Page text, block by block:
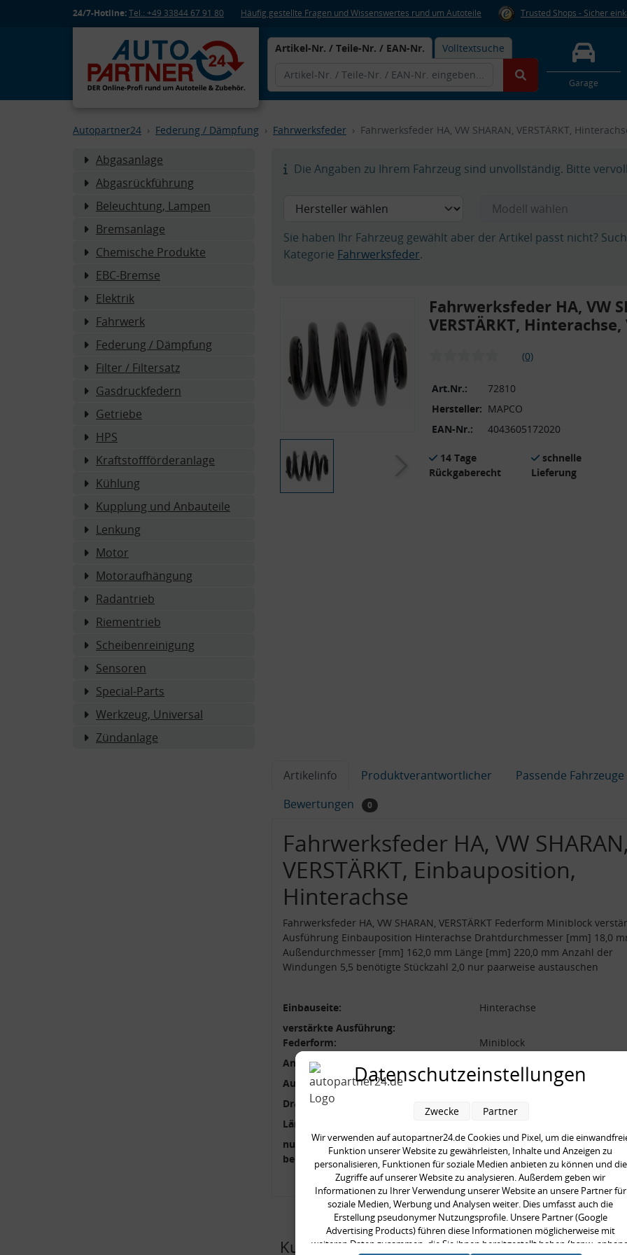
24/7-Hotline:Tel.: +49 33844 67 91 80 Häufig gestellte Fragen und Wissenswertes rund um Autoteile Trusted Shops - Sicher
Artikel-Nr. / Teile-Nr. / EAN-Nr. Volltextsuche
Garage
Autopartner24 Federung / Dämpfung Fahrwerksfeder Fahrwerksfeder HA, VW SHARAN, VERSTÄRKT,
Abgasanlage
Abgasrückführung
Beleuchtung, Lampen
Bremsanlage
Chemische Produkte
EBC-Bremse
Elektrik
Fahrwerk
Federung / Dämpfung
Filter / Filtersatz
Gasdruckfedern
Getriebe
HPS
Kraftstoffförderanlage
Kühlung
Kupplung und Anbauteile
Lenkung
Motor
Motoraufhängung
Radantrieb
Riementrieb
Scheibenreinigung
Sensoren
Special-Parts
Werkzeug, Universal
Zündanlage
Die Angaben zu Ihrem Fahrzeug sind unvollständig. Bitte
Sie haben Ihr Fahrzeug gewählt aber der Artikel passt nicht?
Kategorie Fahrwerksfeder.
Fahrwerksfeder HA, VW
VERSTÄRKT, Hinterachse,
(0)
Art.Nr.:
72810
Hersteller: MAPCO
EAN-Nr.:
4043605172020
14 Tage
Rückgaberecht
schnelle
Lieferung
Artikelinfo Produktverantwortlicher
Passende Fahrzeuge
Bewertungen
0
Fahrwerksfeder HA, VW
VERSTÄRKT, Einbauposition,
Hinterachse
Fahrwerksfeder HA, VW SHARAN, VERSTÄRKT Federform Miniblock
Ausführung Einbauposition Hinterachse Drahtdurchmesser [mm] 18,0
Außendurchmesser [mm] 162,0 mm Länge [mm] 220,0 mm Anzahl der
Windungen 5,5 benötigte Stückzahl 2,0 nur paarweise austauschen
Einbauseite:
Hinterachse
verstärkte Ausführung:
Federform:
Miniblock
Anzahl der Windungen:
Außendurchmesser [mm]:
162,0 mm
Drahtdurchmesser [mm]:
Länge [mm]:
nur paarweise austauschen:
benötigte Stückzahl:
2,0
Kunden kauften auch
Datenschutzeinstellungen
Wir verwenden auf autopartner24.de Cookies und Pixel, um die
Funktion unserer Website zu gewährleisten, Inhalte und Anzeigen zu
personalisieren, Funktionen für soziale Medien anbieten zu können und die
Zugriffe auf unserer Website zu analysieren. Außerdem geben wir
Informationen zu Ihrer Verwendung unserer Website an unsere Partner für
soziale Medien, Werbung und Analysen weiter. Dies umfasst auch die
Erstellung pseudonymer Nutzungsprofile. Unsere Partner (Google
Advertising Products) führen diese Informationen möglicherweise mit
weiteren Daten zusammen, die Sie ihnen bereitgestellt haben (bspw.
Zwecke Partner